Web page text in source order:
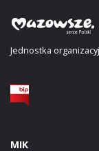
Jednostka
MIK